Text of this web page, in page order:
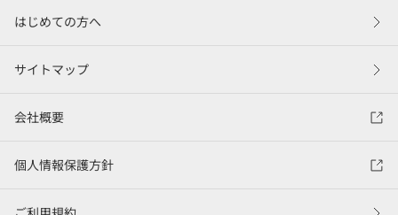
はじめての方へ
サイトマップ
会社概要
個人情報保護方針